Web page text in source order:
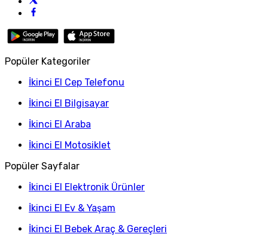
Popüler Kategoriler
İkinci El Cep Telefonu
İkinci El Bilgisayar
İkinci El Araba
İkinci El Motosiklet
Popüler Sayfalar
İkinci El Elektronik Ürünler
İkinci El Ev & Yaşam
İkinci El Bebek Araç & Gereçleri